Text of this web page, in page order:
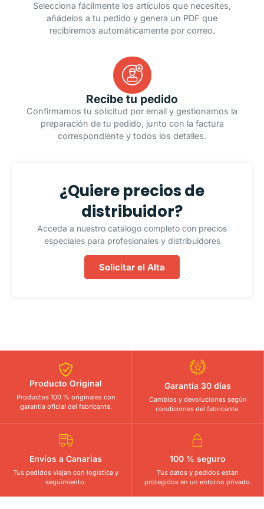
Selecciona fácilmente los artículos que necesites,
añádelos a tu pedido y genera un PDF que
recibiremos automáticamente por correo.
Recibe tu pedido
Confirmamos tu solicitud por email y gestionamos la
preparación de tu pedido, junto con la factura
correspondiente y todos los detalles.
¿Quiere precios de
distribuidor?
Acceda a nuestro catálogo completo con precios
especiales para profesionales y distribuidores
Solicitar el Alta
Producto Original
Productos 100 % originales con
garantía oficial del fabricante.
Garantía 30 días
Cambios y devoluciones según
condiciones del fabricante.
Envíos a Canarias
Tus pedidos viajan con logística y
seguimiento.
100 % seguro
Tus datos y pedidos están
protegidos en un entorno privado.